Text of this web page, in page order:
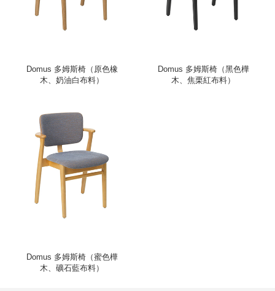
Domus 多姆斯椅（原色橡
木、奶油白布料）
Domus 多姆斯椅（黑色樺
木、焦栗紅布料）
Domus 多姆斯椅（蜜色樺
木、礦石藍布料）